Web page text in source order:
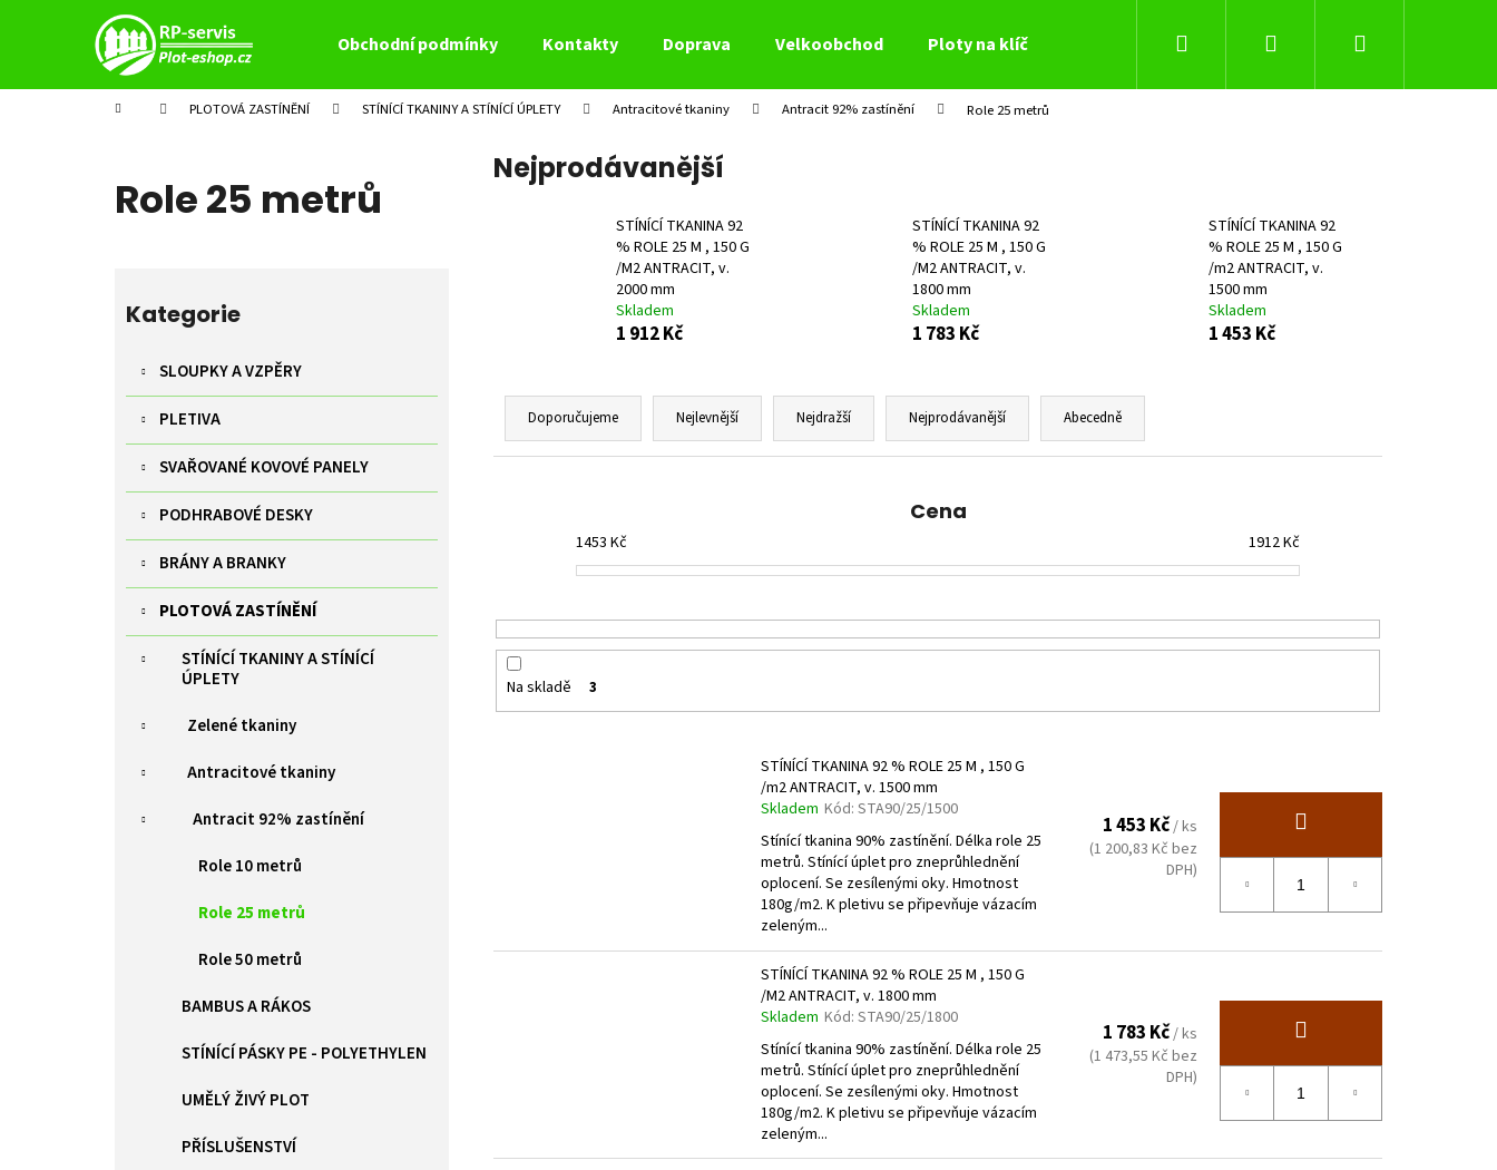
Obchodní podmínky Kontakty Doprava Velkoobchod Ploty na klíč Hledat PřihlášeníNákupní
Domů PLOTOVÁ ZASTÍNĚNÍ STÍNÍCÍ TKANINY A STÍNÍCÍ ÚPLETY Antracitové tkaniny Antracit 92% zastínění Role 25 metrů
Role 25 metrů
kategorie
Kategorie
SLOUPKY A VZPĚRY
PLETIVA
SVAŘOVANÉ KOVOVÉ PANELY
PODHRABOVÉ DESKY
BRÁNY A BRANKY
PLOTOVÁ ZASTÍNĚNÍ
STÍNÍCÍ TKANINY A STÍNÍCÍ
ÚPLETY
Zelené tkaniny
Antracitové tkaniny
Antracit 92% zastínění
Role 10 metrů
Role 25 metrů
Role 50 metrů
BAMBUS A RÁKOS
STÍNÍCÍ PÁSKY PE - POLYETHYLEN
UMĚLÝ ŽIVÝ PLOT
PŘÍSLUŠENSTVÍ
Nejprodávanější
STÍNÍCÍ TKANINA 92
% ROLE 25 M , 150 G
/M2 ANTRACIT, v.
2000 mm
Skladem
1 912 Kč
STÍNÍCÍ TKANINA 92
% ROLE 25 M , 150 G
/M2 ANTRACIT, v.
1800 mm
Skladem
1 783 Kč
STÍNÍCÍ TKANINA 92
% ROLE 25 M , 150 G
/m2 ANTRACIT, v.
1500 mm
Skladem
1 453 Kč
Ř
z
o
d
u
k
Doporučujeme Nejlevnější Nejdražší Nejprodávanější Abecedně
Cena
1453 Kč 1912Kč
Na skladě 3
o
STÍNÍCÍ TKANINA 92 % ROLE 25 M , 150 G
/m2 ANTRACIT, v. 1500 mm
Skladem Kód: STA90/25/1500
Stínící tkanina 90% zastínění. Délka role 25
metrů. Stínící úplet pro zneprůhlednění
oplocení. Se zesílenými oky. Hmotnost
180g/m2. K pletivu se připevňuje vázacím
zeleným...
1 453 Kč/ ks
(1 200,83 Kč bez
DPH)
STÍNÍCÍ TKANINA 92 % ROLE 25 M , 150 G
/M2 ANTRACIT, v. 1800 mm
Skladem Kód: STA90/25/1800
Stínící tkanina 90% zastínění. Délka role 25
metrů. Stínící úplet pro zneprůhlednění
oplocení. Se zesílenými oky. Hmotnost
180g/m2. K pletivu se připevňuje vázacím
zeleným...
1 783 Kč/ ks
(1 473,55 Kč bez
DPH)
í
Zpět
do
Zpět
do
Co potřebujete najít?
Doporučujeme
ZELENÁ BRANKA PILOFOR SUPER ŠÍŘKA
1094MM, SVAŘOVANÝ PANEL 2D, 50X200MM,
FAB V. 1980 MM
9 385 Kč
ZAHRADNÍ BRÁNA SE SPODNÍM PLECHEM -
TZV. ,,PSANÍČKO" Š. 3600 MM V. 2000 MM